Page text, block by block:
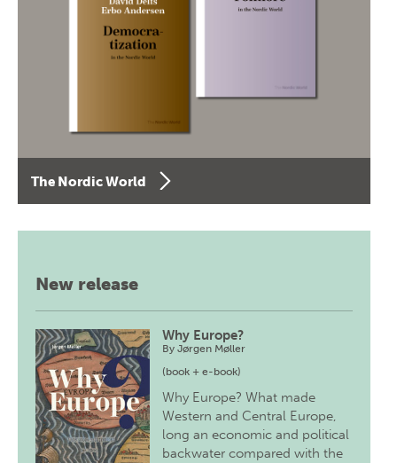
The Nordic World
New release
Why Europe?
ByJørgen Møller
(book + e-book)
Why Europe? What made
Western and Central Europe,
long an economic and political
backwater compared with the